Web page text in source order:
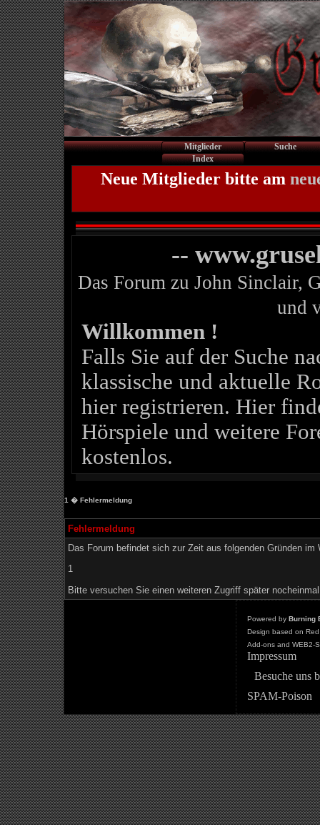
Mitglieder
Suche
Index
Neue Mitglieder bitte am
--
Das Forum zu John Sinclair,
und
Willkommen !
Falls Sie auf der Suche
klassische und aktuelle
hier registrieren. Hier
Hörspiele und weitere
kostenlos.
1 � Fehlermeldung
Fehlermeldung
Das Forum befindet sich zur Zeit aus folgenden Gründen im
1
Bitte versuchen Sie einen weiteren Zugriff später
Powered by Burning
Design based on
Add-ons and WEB2-
Impressum
Besuche uns
SPAM-Poison